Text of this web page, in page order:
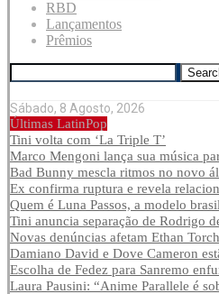
RBD
Lançamentos
Prêmios
Sábado, 8 Agosto, 2026
Últimas LatinPop
Tini volta com ‘La Triple T’
Marco Mengoni lança sua música
Bad Bunny mescla ritmos no novo
Ex confirma ruptura e revela
Quem é Luna Passos, a modelo
Tini anuncia separação de Rodrigo
Novas denúncias afetam Ethan
Damiano David e Dove Cameron
Escolha de Fedez para Sanremo
Laura Pausini: “Anime Parallele é